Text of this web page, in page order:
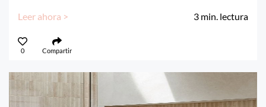
Leer ahora > 3 min. lectura
0 Compartir